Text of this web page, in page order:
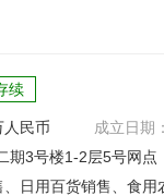
续
人民币
成立日期
期3号楼1-2层5号网点
日用百货销售、食